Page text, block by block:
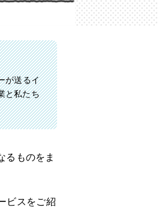
が送るイ
と私たち
るものをま
ビスをご紹